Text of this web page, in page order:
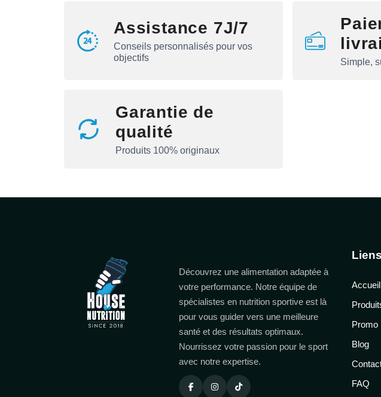
Assistance 7J/7
Conseils personnalisés pour vos
objectifs
Simple,
Garantie de
qualité
Produits 100% originaux
Découvrez une alimentation adaptée à
votre performance. Notre équipe de
spécialistes en nutrition sportive est là
pour vous guider vers une meilleure
santé et des résultats optimaux.
Nourrissez votre passion pour le sport
avec notre expertise.
Accueil
Promo
Blog
FAQ